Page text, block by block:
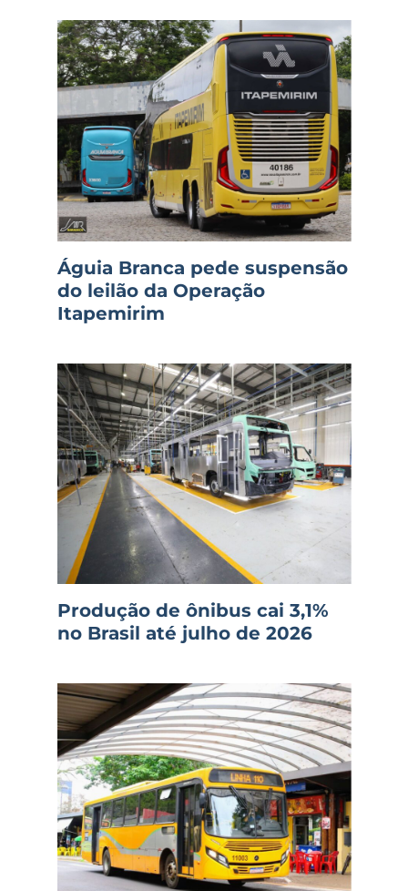
Águia Branca pede suspensão
do leilão da Operação
Itapemirim
Produção de ônibus cai 3,1%
no Brasil até julho de 2026